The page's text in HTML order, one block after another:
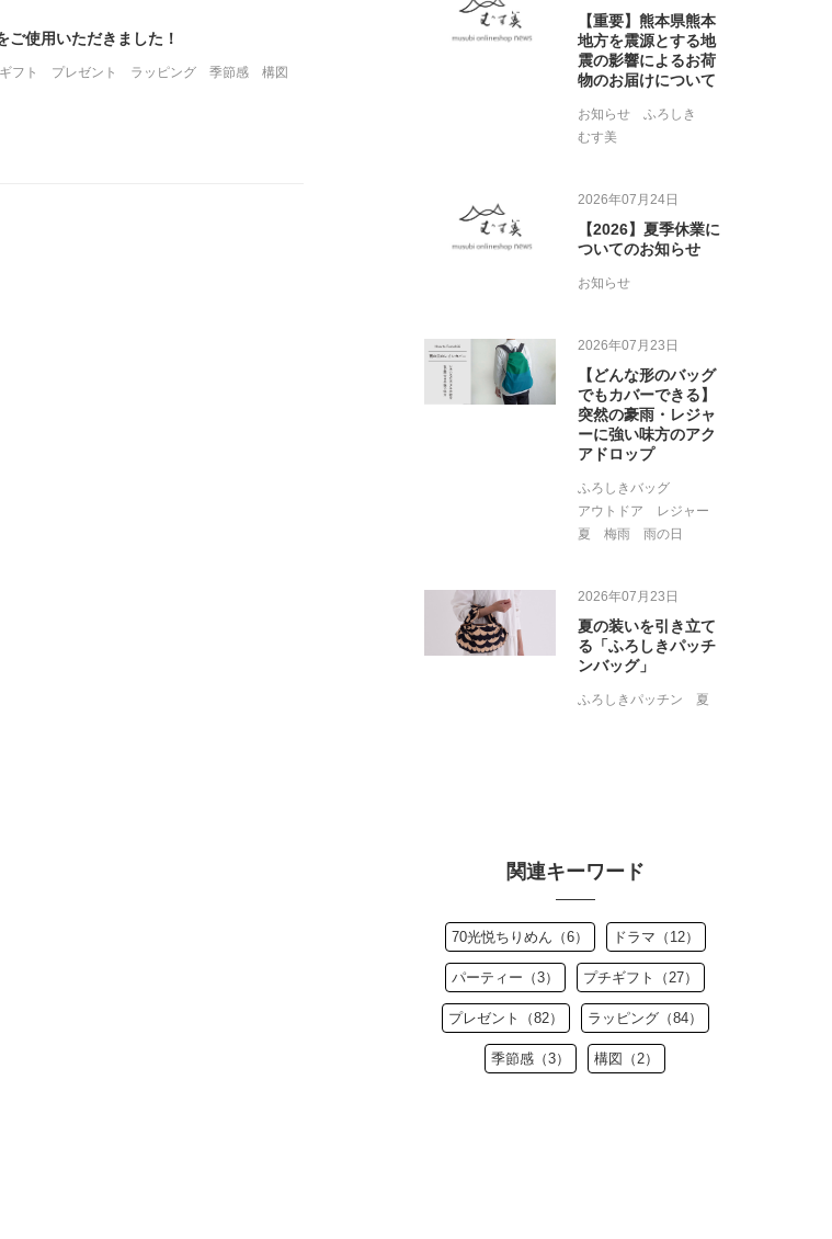
ご使用いただきました！
フト プレゼント ラッピング 季節感 構図
関連キーワード
70光悦ちりめん（6） ドラマ（12）
パーティー（3） プチギフト（27）
プレゼント（82） ラッピング（84）
季節感（3） 構図（2）
【重要】熊本県熊本
地方を震源とする地
震の影響によるお荷
物のお届けについて
お知らせ
ふろしき
むす美
2026年07月24日
【2026】夏季休業に
ついてのお知らせ
お知らせ
2026年07月23日
【どんな形のバッグ
でもカバーできる】
突然の豪雨・レジャ
ーに強い味方のアク
アドロップ
ふろしきバッグ
アウトドア
レジャー
夏
梅雨 雨の日
2026年07月23日
夏の装いを引き立て
る「ふろしきパッチ
ンバッグ」
ふろしきパッチン 夏